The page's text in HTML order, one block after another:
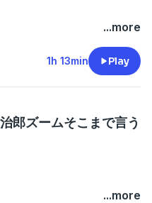
率低下の理由とは？』
治情報サイト選挙ドット
許可を厳格化へ 新ガイ
鈴木邦和
...more
1h 13min Play
郎ズームそこまで言う
...more